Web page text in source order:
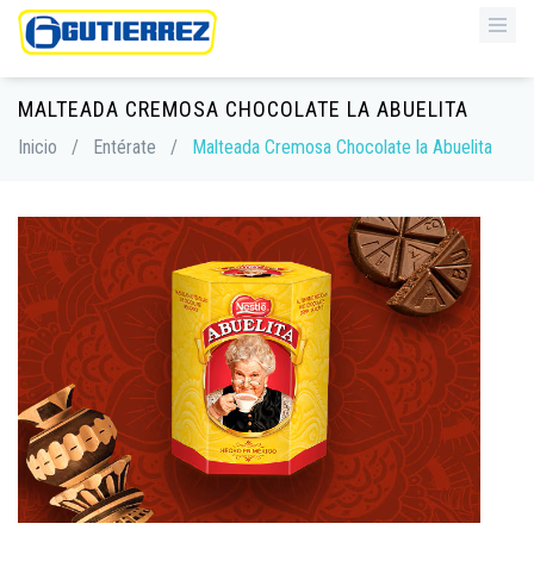
MALTEADA CREMOSA CHOCOLATE LA ABUELITA
Inicio / Entérate / Malteada Cremosa Chocolate la Abuelita